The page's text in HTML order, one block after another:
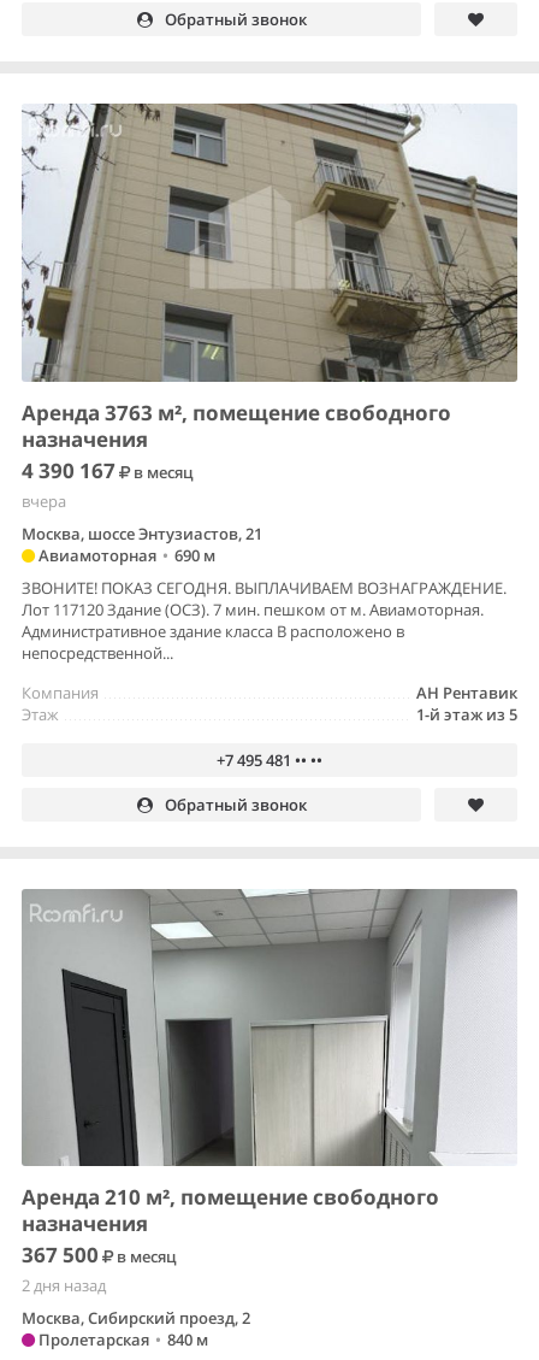
Обратный звонок
Аренда 3763 м², помещение свободного
назначения
4 390 167
в месяц
вчера
Москва, шоссе Энтузиастов, 21
Авиамоторная • 690 м
ЗВОНИТЕ! ПОКАЗ СЕГОДНЯ. ВЫПЛАЧИВАЕМ ВОЗНАГРАЖДЕНИЕ.
Лот 117120 Здание (ОСЗ). 7 мин. пешком от м. Авиамоторная.
Административное здание класса В расположено в
непосредственной...
АН Рентавик
Компания
1-й этаж из 5
Этаж
+7 495 481 •• ••
Обратный звонок
Аренда 210 м², помещение свободного
назначения
367 500
в месяц
2 дня назад
Москва, Сибирский проезд, 2
Пролетарская • 840 м